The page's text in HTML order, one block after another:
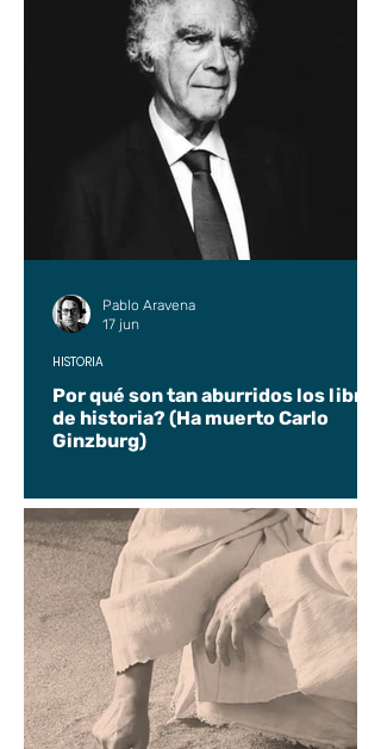
Por qué son tan aburridos los libros
de historia? (Ha muerto Carlo
Ginzburg)
HISTORIA
Pablo Aravena
17 jun